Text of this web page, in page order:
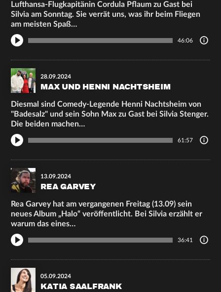
Lufthansa-Flugkapitänin Cordula Pflaum zu Gast bei
Silvia am Sonntag. Sie verrät uns, was ihr beim Fliegen
am meisten Spaß…
46:06
28.09.2024
MAX UND HENNI NACHTSHEIM
Diesmal sind Comedy-Legende Henni Nachtsheim von
"Badesalz" und sein Sohn Max zu Gast bei Silvia Stenger.
Die beiden machen…
61:57
13.09.2024
REA GARVEY
Rea Garvey hat am vergangenen Freitag (13.09) sein
neues Album „Halo“ veröffentlicht. Bei Silvia erzählt er
warum das eines…
36:41
05.09.2024
KATIA SAALFRANK